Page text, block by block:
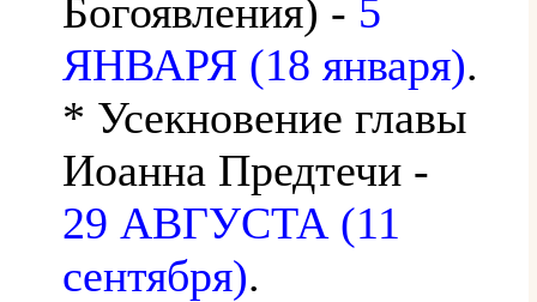
Богоявления) - 5
ЯНВАРЯ (18 января).
* Усекновение главы
Иоанна Предтечи -
29 АВГУСТА (11
сентября).